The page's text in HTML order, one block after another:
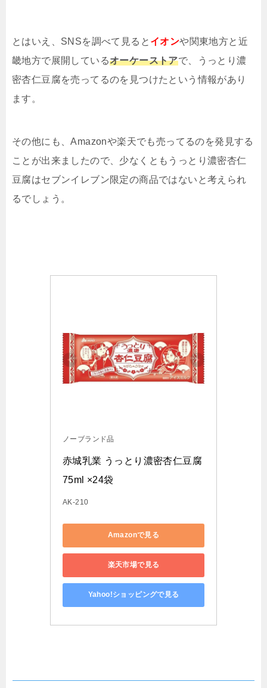
とはいえ、SNSを調べて見ると イオンや関東地方と近
畿地方で展開しているオーケーストアで、うっとり濃
密杏仁豆腐を売ってるのを見つけたという情報があり
ます。
その他にも、Amazonや楽天でも売ってるのを発見する
ことが出来ましたので、少なくともうっとり濃密杏仁
豆腐はセブンイレブン限定の商品ではないと考えられ
るでしょう。
ノーブランド品
赤城乳業 うっとり濃密杏仁豆腐
75ml ×24袋
AK-210
Amazonで見る
楽天市場で見る
Yahoo!ショッピングで見る